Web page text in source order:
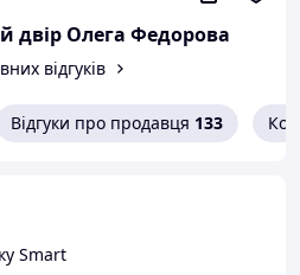
двір Олега Федорова
відгуків
Відгуки про продавця 133
Smart